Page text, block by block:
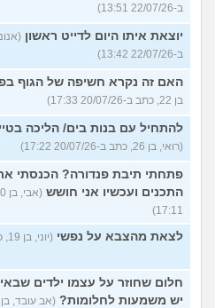
ב-22/07/26 13:51)
יוצאת איתו היום לדייט ראשון
ב-22/07/26 13:42)
האם זה נקרא חשיפה של הגוף
בן 22, כתב ב-20/07/26 17:33)
להתחיל עם בנות בים/ הליכה
(רואי, בן 26, כתב ב-20/07/26 17:22)
פתחתי תיבת פנדורה? הכנסתי
התכנים ועכשיו אני חושש
17:11)
לצאת מהצבא על נפשי (יוני, בן 19, כתב ב-20/07/26 17:02)
חלום שחוזר על עצמו ילדים
יש משמעות לחלומות?